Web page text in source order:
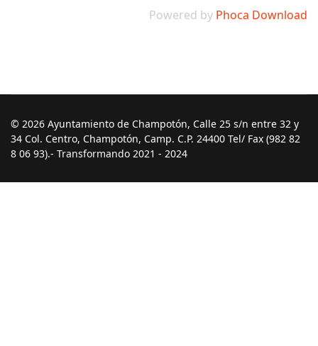
Powered by Phoca Download
© 2026 Ayuntamiento de Champotón, Calle 25 s/n entre 32 y
34 Col. Centro, Champotón, Camp. C.P. 24400 Tel/ Fax (982 82
8 06 93).- Transformando 2021 - 2024